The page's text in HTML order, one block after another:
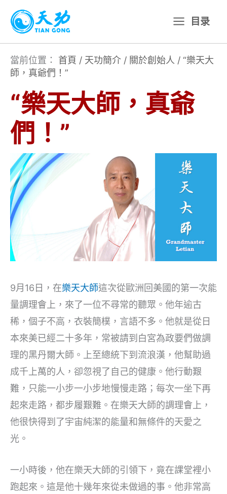
主
目录
當前位置： 首頁 / 天功簡介 / 關於創始人 / “樂天大
師，真爺們！”
“樂天大師，真爺
們！”
9月16日，在樂天大師這次從歐洲回美國的第一次能
量調理會上，來了一位不尋常的聽眾。他年逾古
稀，個子不高，衣裝簡樸，言語不多。他就是從日
本來美已經二十多年，常被請到白宮為政要們做調
理的黑丹爾大師。上至總統下到流浪漢，他幫助過
成千上萬的人，卻忽視了自己的健康。他行動艱
難，只能一小步一小步地慢慢走路；每次一坐下再
起來走路，都步履艱難。在樂天大師的調理會上，
他很快得到了宇宙純潔的能量和無條件的天愛之
光。
一小時後，他在樂天大師的引領下，竟在課堂裡小
跑起來。這是他十幾年來從未做過的事。他非常高